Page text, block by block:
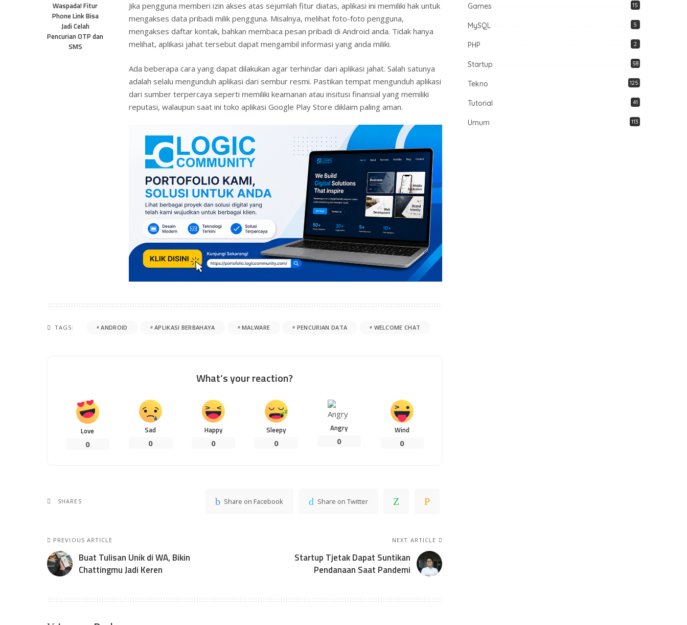
Waspada! Fitur
Phone Link Bisa
Jadi Celah
Pencurian OTP dan
SMS
Jika pengguna memberi izin akses atas sejumlah fitur diatas, aplikasi ini memiliki hak untuk
mengakses data pribadi milik pengguna. Misalnya, melihat foto-foto pengguna,
mengakses daftar kontak, bahkan membaca pesan pribadi di Android anda. Tidak hanya
melihat, aplikasi jahat tersebut dapat mengambil informasi yang anda miliki.
Ada beberapa cara yang dapat dilakukan agar terhindar dari aplikasi jahat. Salah satunya
adalah selalu mengunduh aplikasi dari sembur resmi. Pastikan tempat mengunduh aplikasi
dari sumber terpercaya seperti memiliki keamanan atau insitusi finansial yang memiliki
reputasi, walaupun saat ini toko aplikasi Google Play Store diklaim paling aman.
TAGS: ANDROID APLIKASI BERBAHAYA MALWARE PENCURIAN DATA WELCOME CHAT
What’s your reaction?
Love
0
Sad
0
Happy
0
Sleepy
0
Angry
0
Wind
0
SHARES Share on Facebook Share on Twitter
PREVIOUS ARTICLE
Buat Tulisan Unik di WA, Bikin
Chattingmu Jadi Keren
NEXT ARTICLE
Startup Tjetak Dapat Suntikan
Pendanaan Saat Pandemi
Games 15
MySQL 5
PHP 2
Startup 58
Tekno 125
Tutorial 41
Umum 113